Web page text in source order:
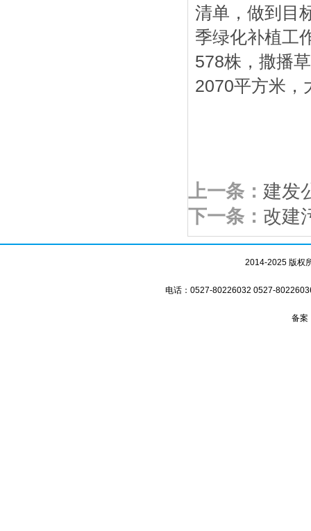
清单，做到目
季绿化补植工
578株，撒播
2070平方米，
上一条： 建发
下一条： 改建
2014-2025 版权
电话：0527-80226032 0527-
备案